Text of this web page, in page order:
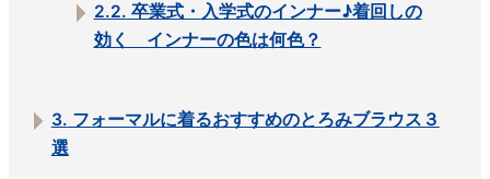
2.2. 卒業式・入学式のインナー♪着回しの
効く インナーの色は何色？
3. フォーマルに着るおすすめのとろみブラウス３
選